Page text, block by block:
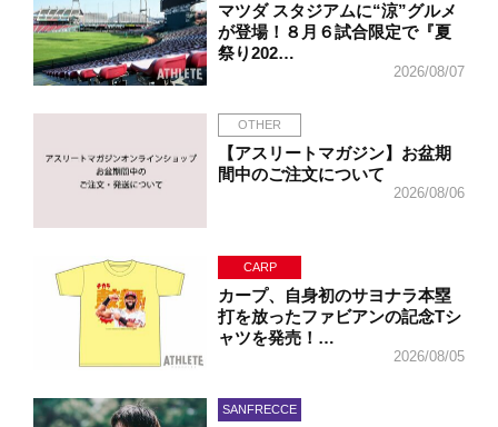
マツダ スタジアムに“涼”グルメ
が登場！８月６試合限定で『夏
祭り202…
2026/08/07
OTHER
【アスリートマガジン】お盆期
間中のご注文について
2026/08/06
CARP
カープ、自身初のサヨナラ本塁
打を放ったファビアンの記念Tシ
ャツを発売！…
2026/08/05
SANFRECCE